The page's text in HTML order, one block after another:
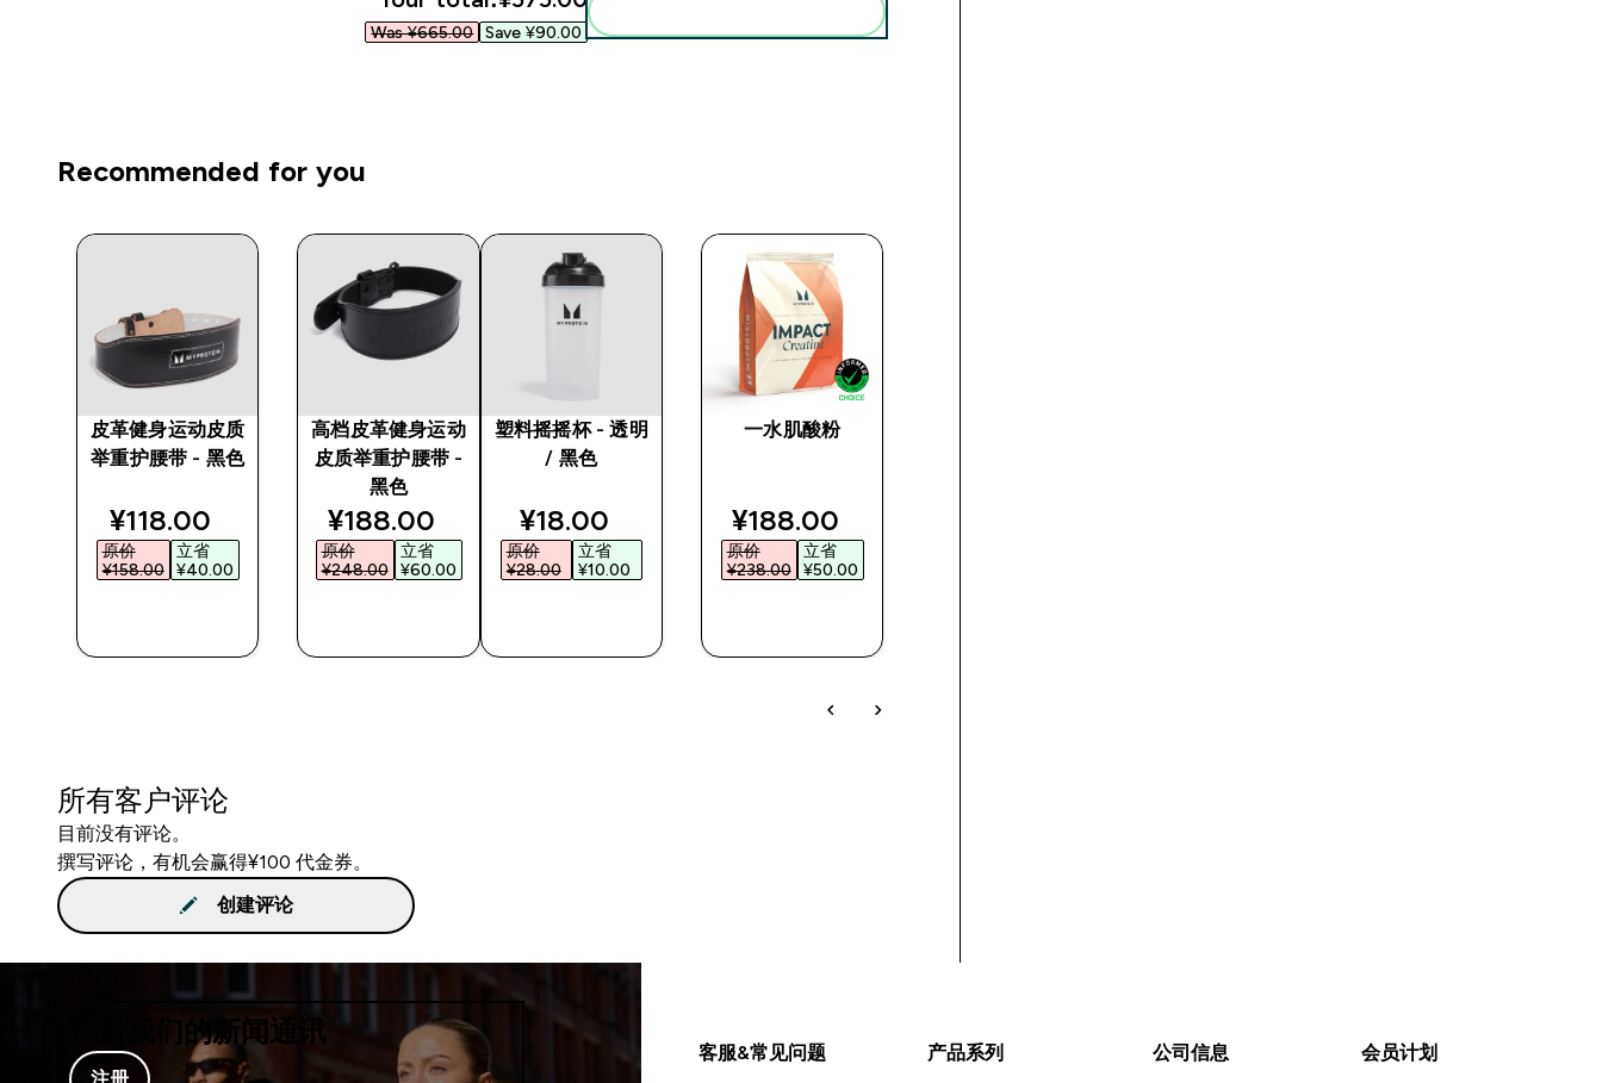
Was ¥665.00‎ Save ¥90.00‎
Recommended for you
皮革健身运动皮质
举重护腰带 - 黑色
discounted price
¥118.00‎
原价
¥158.00‎
立省
¥40.00‎
高档皮革健身运动
皮质举重护腰带 -
黑色
discounted price
¥188.00‎
原价
¥248.00‎
立省
¥60.00‎
塑料摇摇杯 - 透明
/ 黑色
discounted price
¥18.00‎
原价
¥28.00‎
立省
¥10.00‎
一水肌酸粉
discounted price
¥188.00‎
原价
¥238.00‎
立省
¥50.00‎
所有客户评论
目前没有评论。
撰写评论，有机会赢得¥100 代金券。
创建评论
注册我们的新闻通讯
注册
客服&常见问题 产品系列 公司信息 会员计划